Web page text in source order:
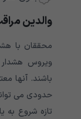
والدین
محققان با
ویروس
باشند. آنها
حدودی می
تازه شروع به